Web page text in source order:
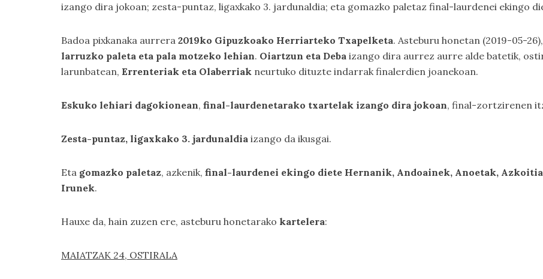
izango dira jokoan; zesta-puntaz, ligaxkako 3. jardunaldia; eta gomazko paletaz final-laurdenei ekingo
Badoa pixkanaka aurrera 2019ko Gipuzkoako Herriarteko Txapelketa. Asteburu honetan (2019-05-
larruzko paleta eta pala motzeko lehian. Oiartzun eta Deba izango dira aurrez aurre alde batetik,
larunbatean, Errenteriak eta Olaberriak neurtuko dituzte indarrak finalerdien joanekoan.
Eskuko lehiari dagokionean, final-laurdenetarako txartelak izango dira jokoan, final-zortzirenen
Zesta-puntaz, ligaxkako 3. jardunaldia izango da ikusgai.
Eta gomazko paletaz, azkenik, final-laurdenei ekingo diete Hernanik, Andoainek, Anoetak,
Irunek.
Hauxe da, hain zuzen ere, asteburu honetarako kartelera:
MAIATZAK 24, OSTIRALA